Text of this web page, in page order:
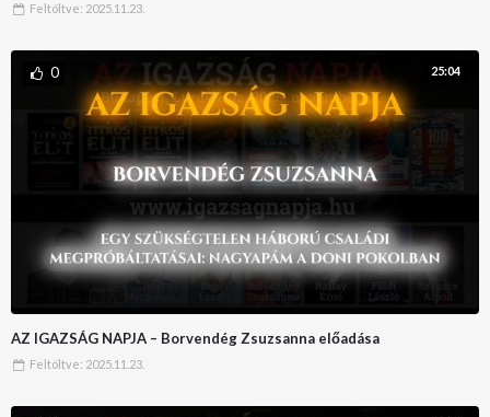
Feltöltve: 2025.11.23.
25:04
0
AZ IGAZSÁG NAPJA – Borvendég Zsuzsanna előadása
Feltöltve: 2025.11.23.